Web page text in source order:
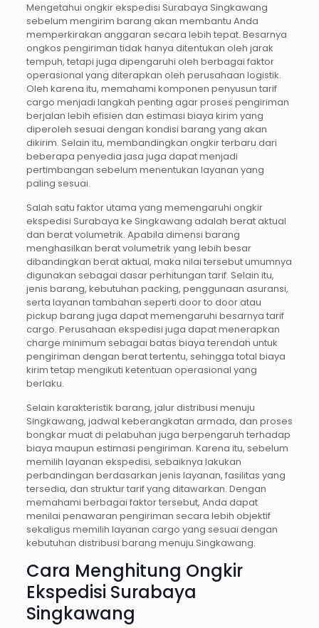
Mengetahui ongkir ekspedisi Surabaya Singkawang
sebelum mengirim barang akan membantu Anda
memperkirakan anggaran secara lebih tepat. Besarnya
ongkos pengiriman tidak hanya ditentukan oleh jarak
tempuh, tetapi juga dipengaruhi oleh berbagai faktor
operasional yang diterapkan oleh perusahaan logistik.
Oleh karena itu, memahami komponen penyusun tarif
cargo menjadi langkah penting agar proses pengiriman
berjalan lebih efisien dan estimasi biaya kirim yang
diperoleh sesuai dengan kondisi barang yang akan
dikirim. Selain itu, membandingkan ongkir terbaru dari
beberapa penyedia jasa juga dapat menjadi
pertimbangan sebelum menentukan layanan yang
paling sesuai.
Salah satu faktor utama yang memengaruhi ongkir
ekspedisi Surabaya ke Singkawang adalah berat aktual
dan berat volumetrik. Apabila dimensi barang
menghasilkan berat volumetrik yang lebih besar
dibandingkan berat aktual, maka nilai tersebut umumnya
digunakan sebagai dasar perhitungan tarif. Selain itu,
jenis barang, kebutuhan packing, penggunaan asuransi,
serta layanan tambahan seperti door to door atau
pickup barang juga dapat memengaruhi besarnya tarif
cargo. Perusahaan ekspedisi juga dapat menerapkan
charge minimum sebagai batas biaya terendah untuk
pengiriman dengan berat tertentu, sehingga total biaya
kirim tetap mengikuti ketentuan operasional yang
berlaku.
Selain karakteristik barang, jalur distribusi menuju
Singkawang, jadwal keberangkatan armada, dan proses
bongkar muat di pelabuhan juga berpengaruh terhadap
biaya maupun estimasi pengiriman. Karena itu, sebelum
memilih layanan ekspedisi, sebaiknya lakukan
perbandingan berdasarkan jenis layanan, fasilitas yang
tersedia, dan struktur tarif yang ditawarkan. Dengan
memahami berbagai faktor tersebut, Anda dapat
menilai penawaran pengiriman secara lebih objektif
sekaligus memilih layanan cargo yang sesuai dengan
kebutuhan distribusi barang menuju Singkawang.
Cara Menghitung Ongkir
Ekspedisi Surabaya
Singkawang